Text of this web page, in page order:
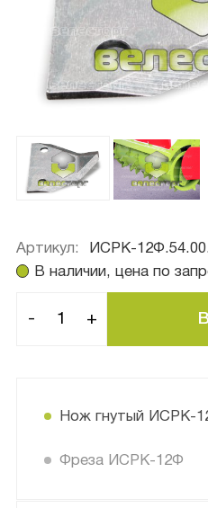
Артикул:
ИСРК-
В наличии, цена по
- +
Нож гнутый ИСРК-
Фреза ИСРК-12Ф